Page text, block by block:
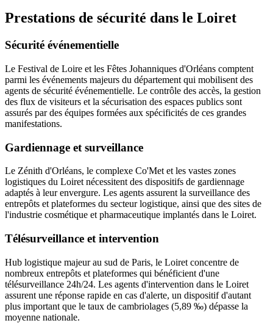
Prestations de sécurité dans le Loiret
Sécurité événementielle
Le Festival de Loire et les Fêtes Johanniques d'Orléans comptent
parmi les événements majeurs du département qui mobilisent des
agents de sécurité événementielle. Le contrôle des accès, la gestion
des flux de visiteurs et la sécurisation des espaces publics sont
assurés par des équipes formées aux spécificités de ces grandes
manifestations.
Gardiennage et surveillance
Le Zénith d'Orléans, le complexe Co'Met et les vastes zones
logistiques du Loiret nécessitent des dispositifs de gardiennage
adaptés à leur envergure. Les agents assurent la surveillance des
entrepôts et plateformes du secteur logistique, ainsi que des sites de
l'industrie cosmétique et pharmaceutique implantés dans le Loiret.
Télésurveillance et intervention
Hub logistique majeur au sud de Paris, le Loiret concentre de
nombreux entrepôts et plateformes qui bénéficient d'une
télésurveillance 24h/24. Les agents d'intervention dans le Loiret
assurent une réponse rapide en cas d'alerte, un dispositif d'autant
plus important que le taux de cambriolages (5,89 ‰) dépasse la
moyenne nationale.